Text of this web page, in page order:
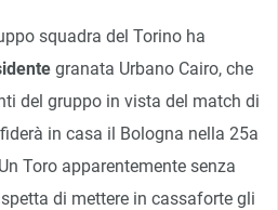
squadra del Torino ha
granata Urbano Cairo, che
del gruppo in vista del match di
in casa il Bologna nella 25a
Toro apparentemente senza
di mettere in cassaforte gli